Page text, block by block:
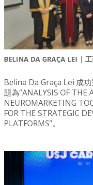
BELINA DA GRAÇA LEI |
Belina Da Graça Lei 成
題為”ANALYSIS OF THE
NEUROMARKETING
FOR THE STRATEGIC
PLATFORMS”。